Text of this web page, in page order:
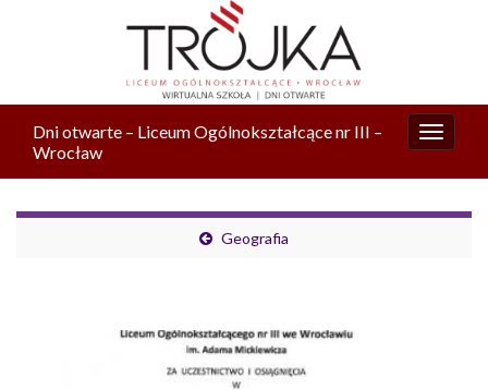
Dni otwarte – Liceum Ogólnokształcące nr III –
Wrocław
Geografia